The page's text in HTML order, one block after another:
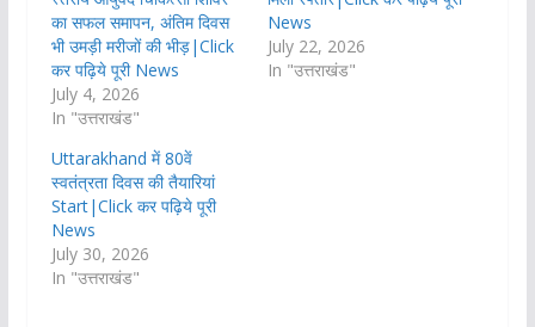
का सफल समापन, अंतिम दिवस
भी उमड़ी मरीजों की भीड़|Click
कर पढ़िये पूरी News
July 4, 2026
In "उत्तराखंड"
News
July 22, 2026
In "उत्तराखंड"
Uttarakhand में 80वें
स्वतंत्रता दिवस की तैयारियां
Start|Click कर पढ़िये पूरी
News
July 30, 2026
In "उत्तराखंड"